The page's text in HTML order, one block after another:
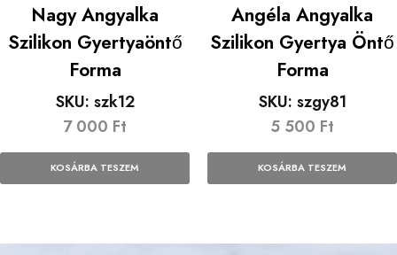
Nagy Angyalka
Szilikon Gyertyaöntő
Forma
SKU: szk12
7 000 Ft
KOSÁRBA TESZEM
Angéla Angyalka
Szilikon Gyertya Öntő
Forma
SKU: szgy81
5 500 Ft
KOSÁRBA TESZEM